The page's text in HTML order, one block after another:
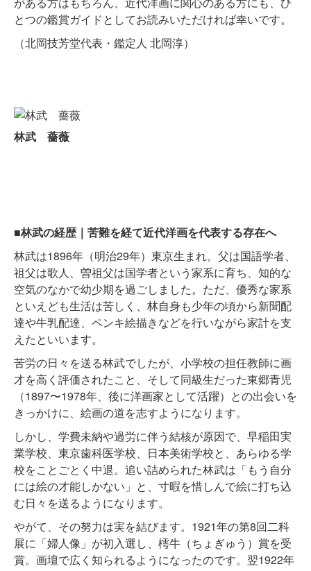
とつの鑑賞ガイドとしてお読みいただければ幸いです。
（北岡技芳堂代表・鑑定人 北岡淳）
林武 薔薇
■林武の経歴｜苦難を経て近代洋画を代表する存在へ
林武は1896年（明治29年）東京生まれ。父は国語学者、
祖父は歌人、曽祖父は国学者という家系に育ち、知的な
空気のなかで幼少期を過ごしました。ただ、優秀な家系
といえども生活は苦しく、林自身も少年の頃から新聞配
達や牛乳配達、ペンキ絵描きなどを行いながら家計を支
えたといいます。
苦労の日々を送る林武でしたが、小学校の担任教師に画
才を高く評価されたこと、そして同級生だった東郷青児
（1897〜1978年、後に洋画家として活躍）との出会いを
きっかけに、絵画の道を志すようになります。
しかし、学費未納や過労に伴う結核が原因で、早稲田実
業学校、東京歯科医学校、日本美術学校と、あらゆる学
校をことごとく中退。追い詰められた林武は「もう自分
には絵の才能しかない」と、寸暇を惜しんで絵に打ち込
む日々を送るようになります。
やがて、その努力は実を結びます。1921年の第8回二科
展に「婦人像」が初入選し、樗牛（ちょぎゅう）賞を受
賞。画壇で広く知られるようになったのです。翌1922年